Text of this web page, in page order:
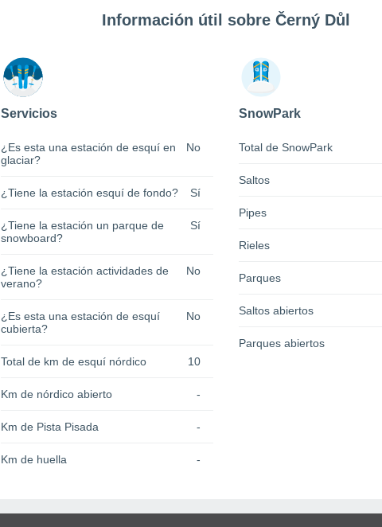
Información útil sobre Černý Důl
Servicios
¿Es esta una estación de esquí en
glaciar?
No
¿Tiene la estación esquí de fondo? Sí
¿Tiene la estación un parque de
snowboard?
Sí
¿Tiene la estación actividades de
verano?
No
¿Es esta una estación de esquí
cubierta?
No
Total de km de esquí nórdico 10
Km de nórdico abierto -
Km de Pista Pisada -
Km de huella -
SnowPark
Total de SnowPark
Saltos
Pipes
Rieles
Parques
Saltos abiertos
Parques abiertos